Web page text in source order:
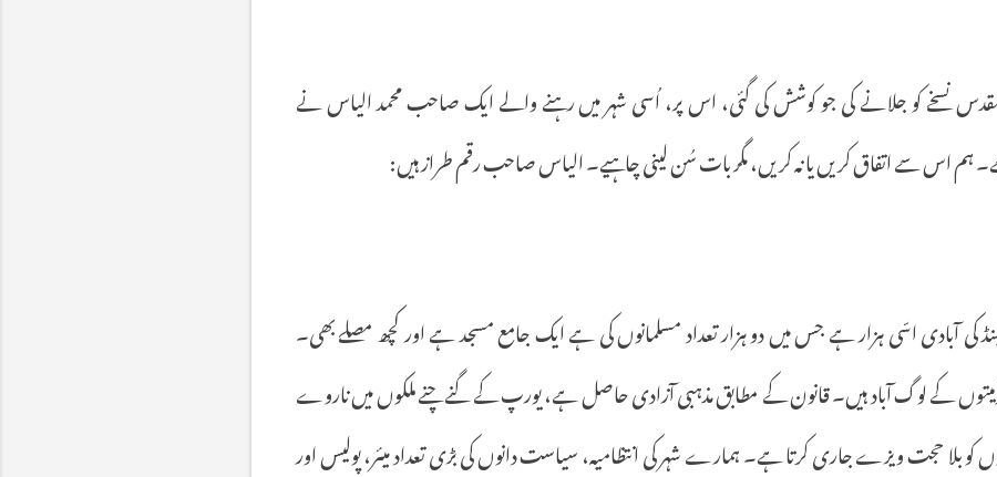
نسخےکوجلانےکیجوکوششکیگئی،اسپر،اُسیشہرمیںرہنےوالےایکصاحبمحمدالیاسنے
ہماسسےاتفاقکریںیانہکریں،مگرباتسُنلینیچاہیے۔الیاسصاحبرقمطرازہیں:
کیآبادیاسّیہزارہےجسمیںدوہزارتعدادمسلمانوںکیہےایکجامعمسجدہےاورکچھمصلےبھی۔
کےلوگآبادہیں۔قانونکےمطابقمذہبیآزادیحاصلہے،یورپکےگنےچنےملکوںمیںناروے
کوبلاحجتویزےجاریکرتاہے۔ہمارےشہرکیانتظامیہ،سیاستدانوںکیبڑیتعدادمیئر،پولیساور